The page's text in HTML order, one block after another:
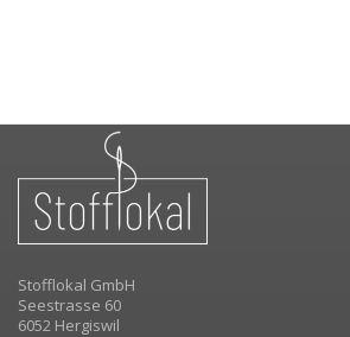
Stofflokal GmbH
Seestrasse 60
6052 Hergiswil